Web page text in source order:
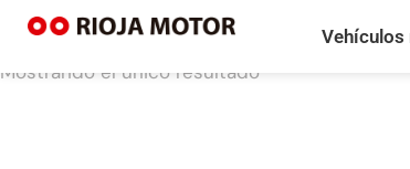
Vehículos
Mostrando el único resultado